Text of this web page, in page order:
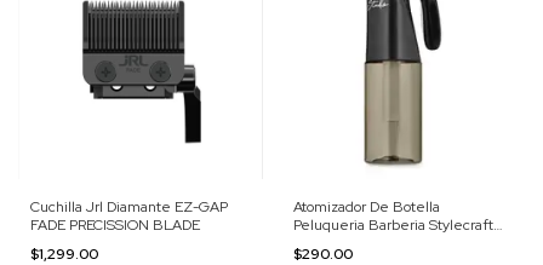
Cuchilla Jrl Diamante EZ-GAP
FADE PRECISSION BLADE
$1,299.00
Atomizador De Botella
Peluqueria Barberia Stylecraft
$290.00